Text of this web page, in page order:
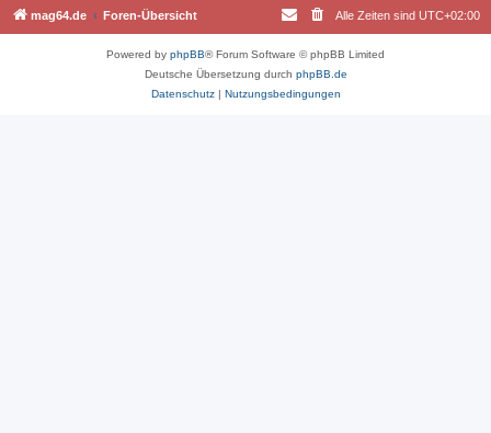
mag64.de Foren-Übersicht Alle Zeiten sind UTC+02:00
Powered by phpBB® Forum Software © phpBB Limited
Deutsche Übersetzung durch phpBB.de
Datenschutz| Nutzungsbedingungen